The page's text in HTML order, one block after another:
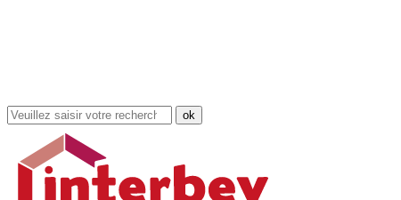
Rechercher
dans
site